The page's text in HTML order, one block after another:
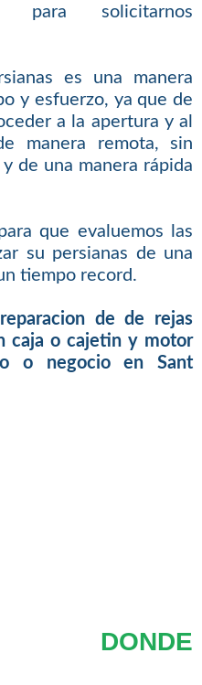
para solicitarnos
es una manera
y esfuerzo, ya que de
a la apertura y al
manera remota, sin
de una manera rápida
que evaluemos las
su persianas de una
tiempo record.
de de rejas
caja o cajetin y motor
o negocio en Sant
DONDE